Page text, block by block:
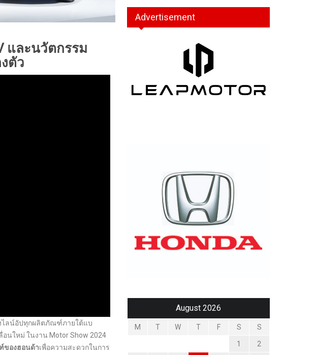
และนวัตกรรม
ตัว
ไลน์อัปทุกผลิตภัณฑ์ภายใต้แบ
นใหม่ ในงาน Motor Show 2024
ของฮอนด้าเพื่อความสะดวกในการ
Advertisement
August 2026
M T W T F S S
1 2